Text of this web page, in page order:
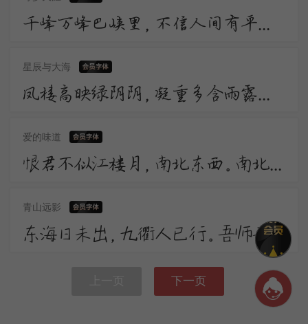
千峰万峰巴峡里，不信人间有平地。渚宫回望水连天，却疑平地元无山。山川相迎复相送，转头变灭都如梦。
星辰与大海
凤楼高映绿阴阴，凝重多含雨露深。 莫谓一枝柔软力，几曾牵破别离心。 馆娃宫畔响廊前，依托吴王养翠烟。
爱的味道
恨君不似江楼月，南北东西。南北东西。只有相随无别离。恨君却似江楼月，暂满还亏。暂满还亏。待得团团是几时。
青山远影
东海日未出，九衢人已行。吾师无事坐，苔藓入门生。 雨过闲花落，风来古木声。天台频说法，石壁欠题名。
下一页